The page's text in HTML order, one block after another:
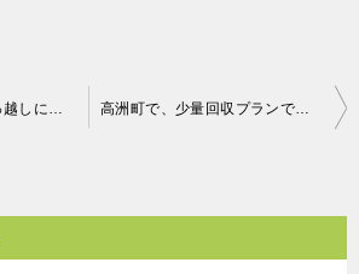
宮崎県美郷町にて引っ越しに伴う粗大ごみの回収処分 お客様の声 高洲町で、少量回収プランでの回収のご依頼 お客様の声